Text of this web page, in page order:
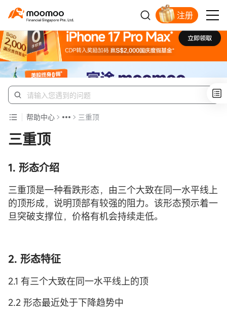
注册
帮助中心 三重顶
三重顶
1. 形态介绍
三重顶是一种看跌形态，由三个大致在同一水平线上
的顶形成，说明顶部有较强的阻力。该形态预示着一
旦突破支撑位，价格有机会持续走低。
2. 形态特征
2.1 有三个大致在同一水平线上的顶
2.2 形态最近处于下降趋势中